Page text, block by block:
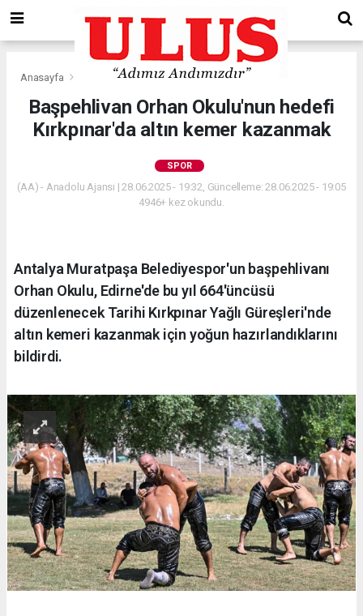
Anasayfa
Başpehlivan Orhan Okulu'nun hedefi
Kırkpınar'da altın kemer kazanmak
SPOR
(AA) - Anadolu Ajansı | 28.06.2025 - 19:32, Güncelleme: 28.06.2025 - 19:05
4946+ kez okundu.
Antalya Muratpaşa Belediyespor'un başpehlivanı
Orhan Okulu, Edirne'de bu yıl 664'üncüsü
düzenlenecek Tarihi Kırkpınar Yağlı Güreşleri'nde
altın kemeri kazanmak için yoğun hazırlandıklarını
bildirdi.